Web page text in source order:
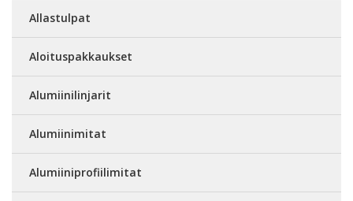
Allastulpat
Aloituspakkaukset
Alumiinilinjarit
Alumiinimitat
Alumiiniprofiilimitat